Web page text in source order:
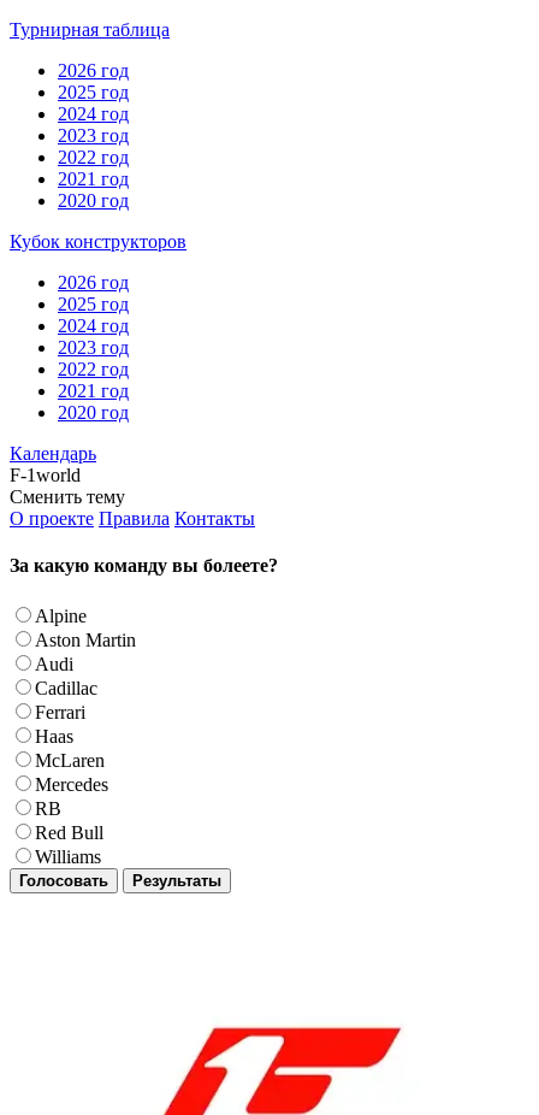
Турнирная таблица
2026 год
2025 год
2024 год
2023 год
2022 год
2021 год
2020 год
Кубок конструкторов
2026 год
2025 год
2024 год
2023 год
2022 год
2021 год
2020 год
Календарь
F-1world
Сменить тему
О проекте Правила Контакты
За какую команду вы болеете?
Alpine
Aston Martin
Audi
Cadillac
Ferrari
Haas
McLaren
Mercedes
RB
Red Bull
Williams
Голосовать Результаты